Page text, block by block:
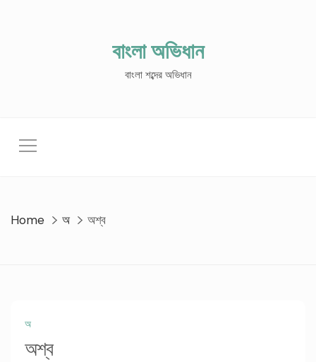
বাংলা অভিধান
বাংলা শব্দের অভিধান
Home অ অশ্ব
অ
অশ্ব